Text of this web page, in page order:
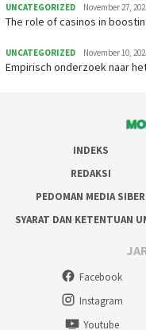
UNCATEGORIZED November 27,
The role of casinos in
UNCATEGORIZED November 10,
Empirisch onderzoek naar
INDEKS
REDAKSI
PEDOMAN MEDIA SIBER
SYARAT DAN KETENTUAN
Facebook
Instagram
Youtube